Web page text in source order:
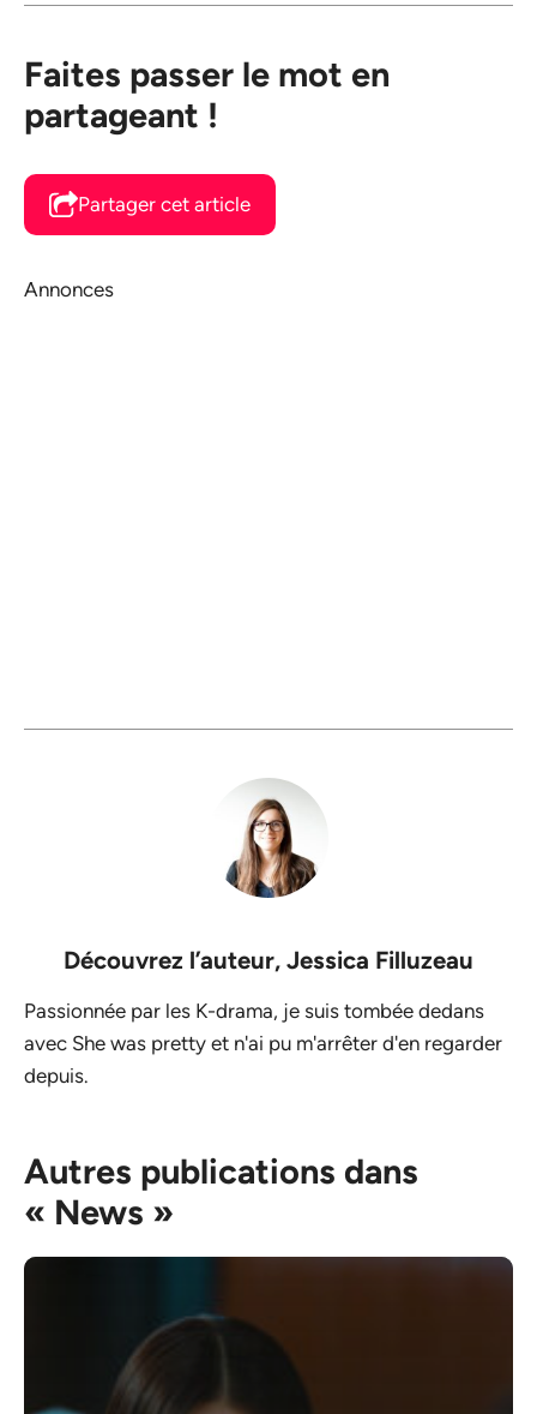
Faites passer le mot en
partageant !
Partager cet article
Annonces
Découvrez l’auteur, Jessica Filluzeau
Passionnée par les K-drama, je suis tombée dedans
avec She was pretty et n'ai pu m'arrêter d'en regarder
depuis.
Autres publications dans
« News »